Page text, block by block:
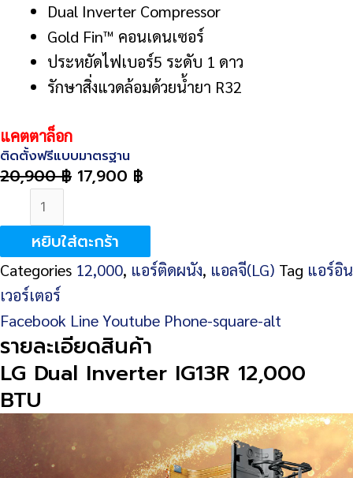
Dual Inverter Compressor
Gold Fin™ คอนเดนเซอร์
ประหยัดไฟเบอร์5 ระดับ 1 ดาว
รักษาสิ่งแวดล้อมด้วยน้ำยา R32
แคตตาล็อก
ติดตั้งฟรีแบบมาตรฐาน
20,900฿ 17,900 ฿
จำนวน
LG
Dual
Inverter
IG13R
12,000
BTU
ชิ้น
หยิบใส่ตะกร้า
Categories 12,000, แอร์ติดผนัง, แอลจี(LG) Tag แอร์อิน
เวอร์เตอร์
Facebook LineYoutube Phone-square-alt
รายละเอียดสินค้า
LG Dual Inverter IG13R 12,000
BTU